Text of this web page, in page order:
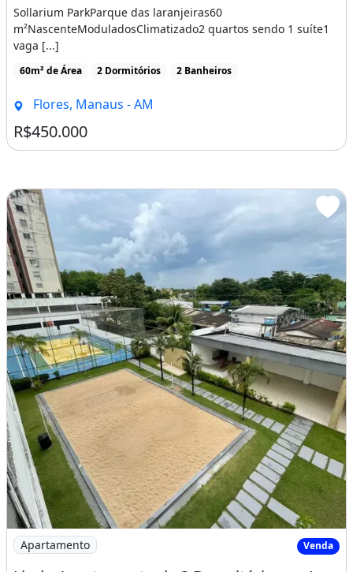
Sollarium ParkParque das laranjeiras60
m²NascenteModuladosClimatizado2 quartos sendo 1 suíte1
vaga [...]
60m² de Área 2 Dormitórios 2 Banheiros
Flores, Manaus - AM
R$450.000
Imagem: Lindo Apartamento de 3 Dormitórios no
Apartamento Venda